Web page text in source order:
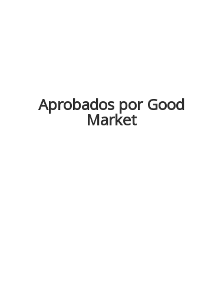
Aprobados por Good
Market